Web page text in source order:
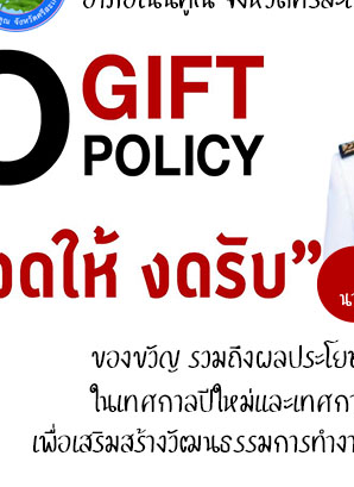
ศูนย์ร้องเรียน
รมการป้องกันและปราบปรามการ
รรมการป้องกันและปราบปรามการ
การจัดการความรู้ (KM)
สนุน วิสัยทัศน์ พันธกิจ ยุทธศาสตร์
ระสบการณ์ที่องค์กรได้สั่งสมมา